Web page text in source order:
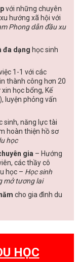
với những chuyên
hướng xã hội với
Phong dẫn đầu xu
đa dạng học sinh
1-1 với các
thành công hơn 20
học bổng, Kế
luyện phỏng vấn
sinh, năng lực tài
hoàn thiện hồ sơ
học
gia – Hướng
các thầy cô
học – Học sinh
mở tương lai
cho gia đình du
HỌC